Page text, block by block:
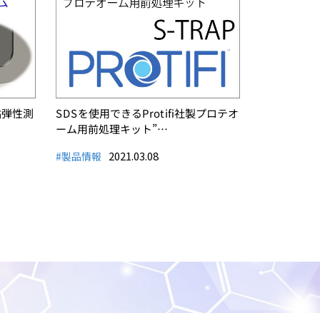
性測 SDSを使用できるProtifi社製プロテオ
ーム用前処理キット”…
#製品情報 2021.03.08